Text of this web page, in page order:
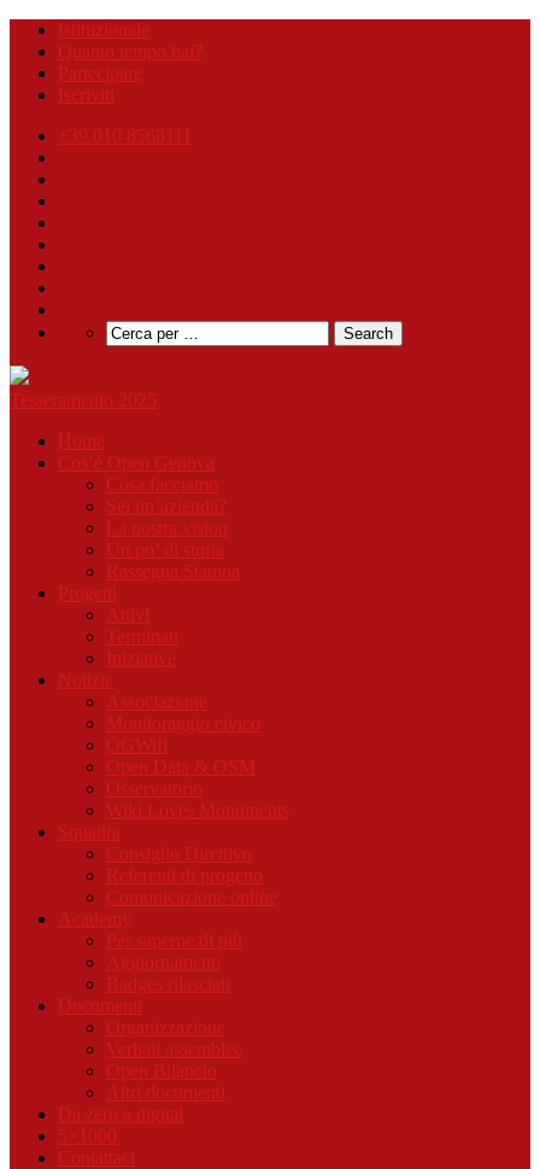
Istituzionale
Quanto tempo hai?
Partecipare
Iscriviti
+39 010 8568111
Tesseramento 2025
Home
Cos’è Open Genova
Cosa facciamo
Sei un’azienda?
La nostra vision
Un po’ di storia
Rassegna Stampa
Progetti
Attivi
Terminati
Iniziative
Notizie
Associazione
Monitoraggio civico
OGWifi
Open Data & OSM
Osservatorio
Wiki Loves Monuments
Squadra
Consiglio Direttivo
Referenti di progetto
Comunicazione online
Academy
Per saperne di più
Aggiornamenti
Badges rilasciati
Documenti
Organizzazione
Verbali assemblee
Open Bilancio
Altri documenti
Da zero a digital
5×1000
Contattaci